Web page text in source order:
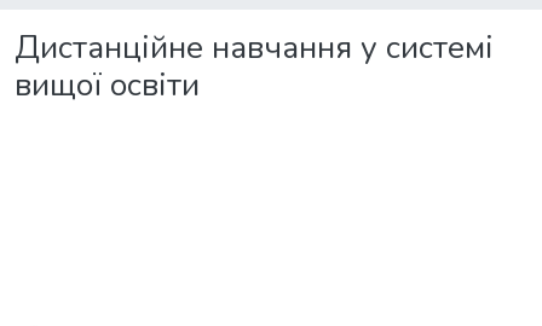
Дистанційне навчання у системі
вищої освіти